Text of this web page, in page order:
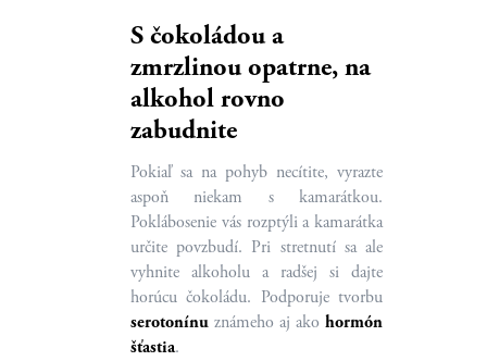
S čokoládou a
zmrzlinou opatrne, na
alkohol rovno
zabudnite
Pokiaľ sa na pohyb necítite, vyrazte
aspoň niekam s kamarátkou.
Poklábosenie vás rozptýli a kamarátka
určite povzbudí. Pri stretnutí sa ale
vyhnite alkoholu a radšej si dajte
horúcu čokoládu. Podporuje tvorbu
serotonínu známeho aj ako hormón
šťastia.